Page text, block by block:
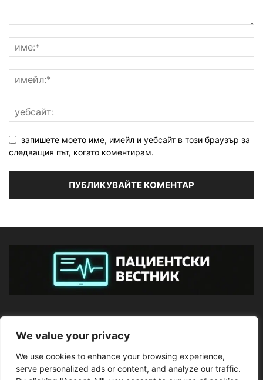
We value your privacy
We use cookies to enhance your browsing experience,
serve personalized ads or content, and analyze our traffic.
запишете моето име, имейл и уебсайт в този браузър за
следващия път, когато коментирам.
ПОСЛЕДВАЙТЕ НИ